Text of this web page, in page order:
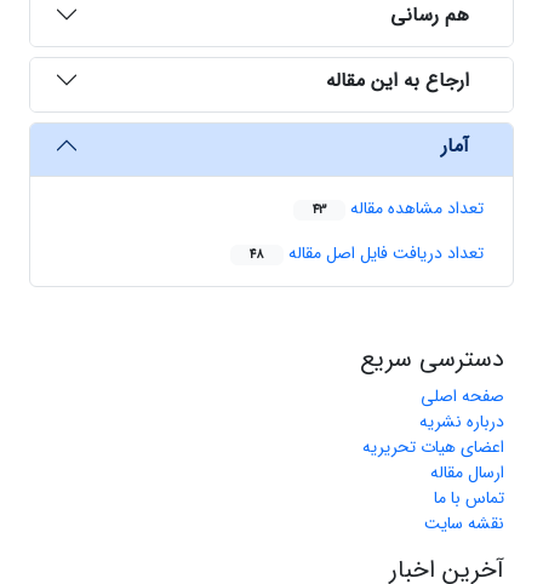
هم رسانی
ارجاع به این مقاله
آمار
تعداد مشاهده مقاله 43
تعداد دریافت فایل اصل مقاله 48
دسترسی سریع
صفحه اصلی
درباره نشریه
اعضای هیات تحریریه
ارسال مقاله
تماس با ما
نقشه سایت
آخرین اخبار